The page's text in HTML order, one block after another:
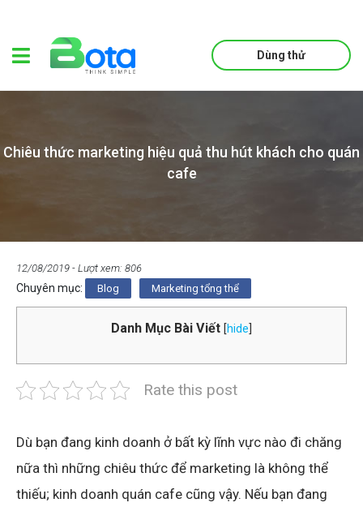
Dùng thử
Chiêu thức marketing hiệu quả thu hút khách cho quán
cafe
12/08/2019 - Lượt xem: 806
Chuyên mục: Blog Marketing tổng thể
Danh Mục Bài Viết [hide
Rate this post
Dù bạn đang kinh doanh ở bất kỳ lĩnh vực nào đi chăng
nữa thì những chiêu thức để marketing là không thể
thiếu; kinh doanh quán cafe cũng vậy. Nếu bạn đang